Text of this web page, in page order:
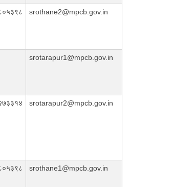
srothane2@mpcb.gov.in
srotarapur1@mpcb.gov.in
srotarapur2@mpcb.gov.in
srothane1@mpcb.gov.in